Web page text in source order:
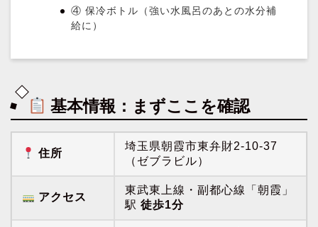
④ 保冷ボトル（強い水風呂のあとの水分補
給に）
基本情報：まずここを確認
住所
埼玉県朝霞市東弁財2-10-37
（ゼブラビル）
アクセス
東武東上線・副都心線「朝霞」
駅 徒歩1分